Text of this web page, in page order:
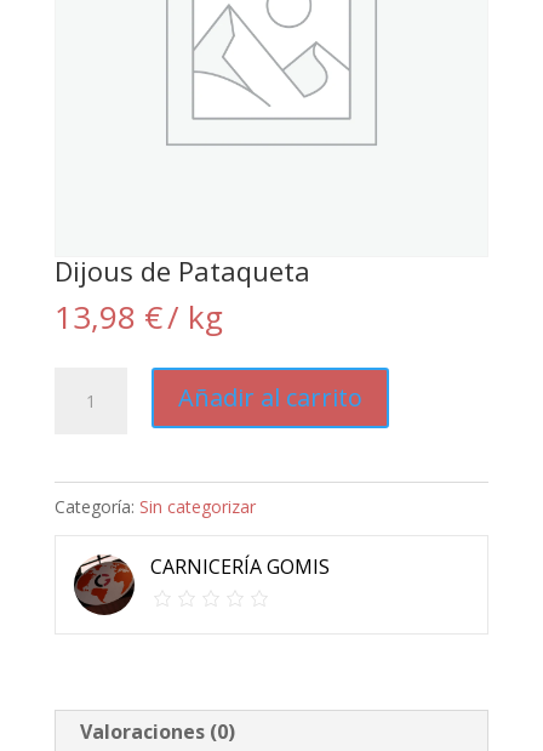
Dijous de Pataqueta
13,98 €/ kg
cantidad
Añadir al carrito
Categoría: Sin categorizar
CARNICERÍA GOMIS
Valoraciones (0)